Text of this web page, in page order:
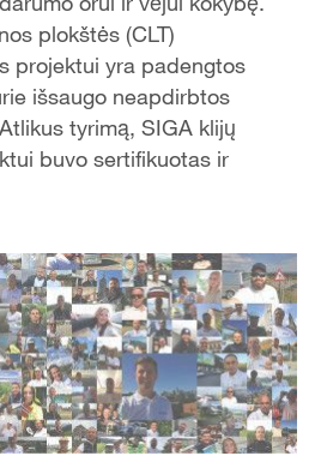
plokštės (CLT)
projektui yra padengtos
išsaugo neapdirbtos
tyrimą, SIGA klijų
buvo sertifikuotas ir